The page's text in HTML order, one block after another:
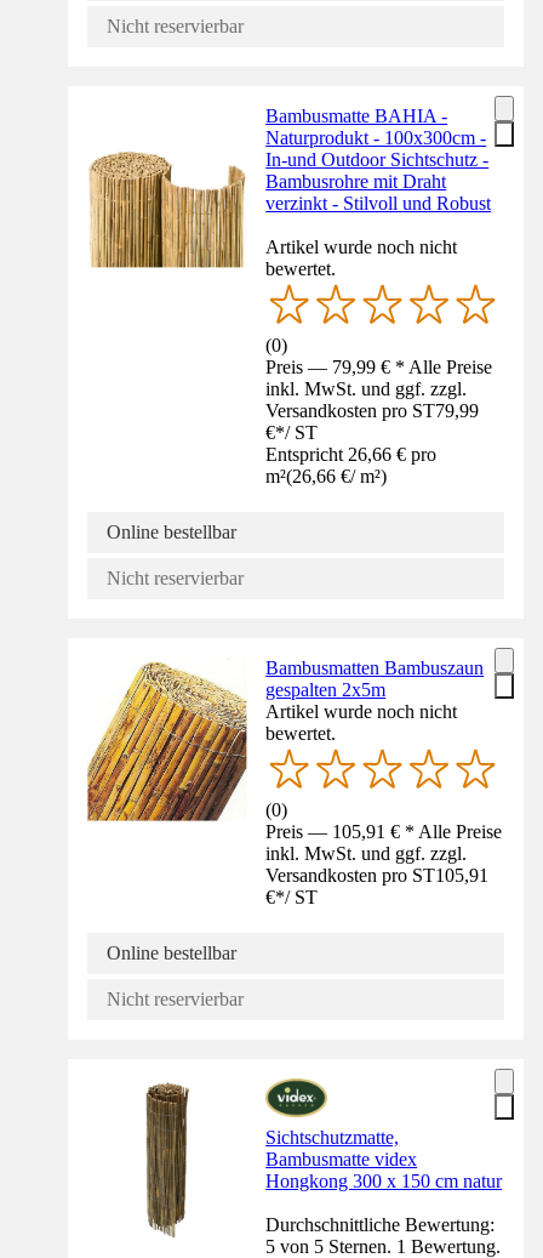
Nicht reservierbar
Bambusmatte BAHIA -
Naturprodukt - 100x300cm -
In-und Outdoor Sichtschutz -
Bambusrohre mit Draht
verzinkt - Stilvoll und Robust
Artikel wurde noch nicht
bewertet.
(0)
Preis — 79,99 € * Alle Preise
inkl. MwSt. und ggf. zzgl.
Versandkosten pro ST79,99
€*/ ST
Entspricht 26,66 € pro
m²(26,66 €/ m²)
Online bestellbar
Nicht reservierbar
Bambusmatten Bambuszaun
gespalten 2x5m
Artikel wurde noch nicht
bewertet.
(0)
Preis — 105,91 € * Alle Preise
inkl. MwSt. und ggf. zzgl.
Versandkosten pro ST105,91
€*/ ST
Online bestellbar
Nicht reservierbar
Sichtschutzmatte,
Bambusmatte videx
Hongkong 300 x 150 cm natur
Durchschnittliche Bewertung:
5 von 5 Sternen. 1 Bewertung.